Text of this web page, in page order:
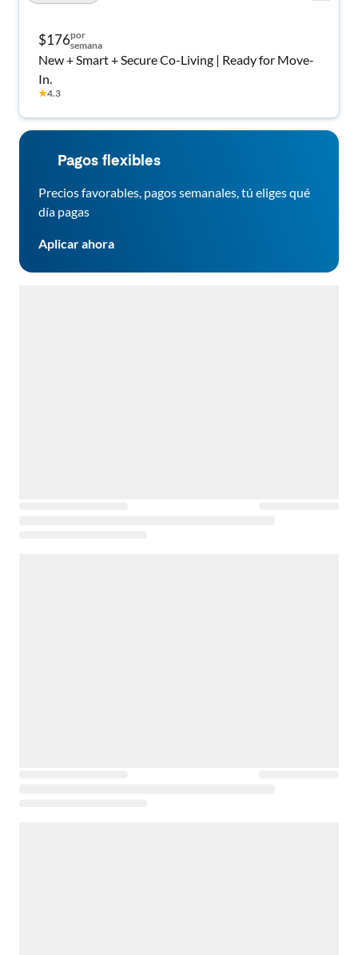
$176por
semana
New + Smart + Secure Co-Living | Ready for Move-
In.
★4.3
Pagos flexibles
Precios favorables, pagos semanales, tú eliges qué
día pagas
Aplicar ahora